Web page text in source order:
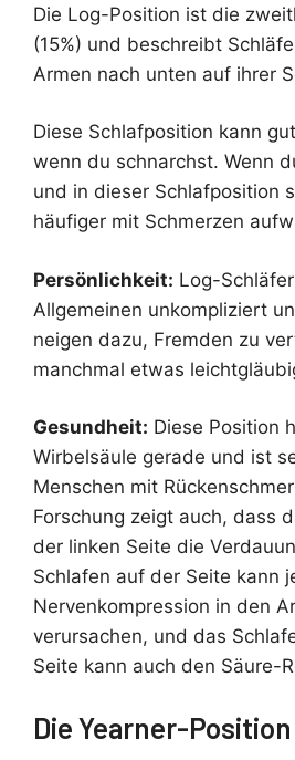
Die Log-Position ist die
(15%) und beschreibt
Armen nach unten auf ihrer
Diese Schlafposition kann
wenn du schnarchst. Wenn
und in dieser Schlafposition
häufiger mit Schmerzen
Persönlichkeit: Log-
Allgemeinen unkompliziert
neigen dazu, Fremden zu
manchmal etwas
Gesundheit: Diese Position
Wirbelsäule gerade und ist
Menschen mit
Forschung zeigt auch, dass
der linken Seite die
Schlafen auf der Seite kann
Nervenkompression in den
verursachen, und das
Seite kann auch den Säure-
Die Yearner-Position